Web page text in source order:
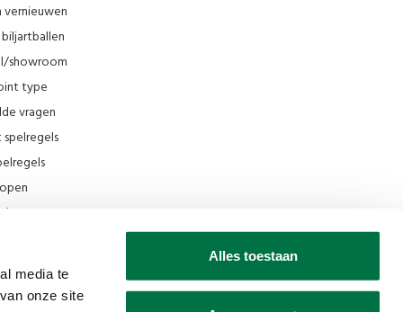
media te
onze site
Alles toestaan
vernieuwen
showroom
type
vragen
Van den Broek Biljarts